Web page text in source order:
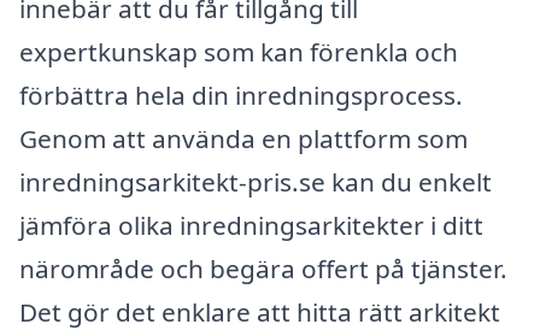
innebär att du får tillgång till
expertkunskap som kan förenkla och
förbättra hela din inredningsprocess.
Genom att använda en plattform som
inredningsarkitekt-pris.se kan du enkelt
jämföra olika inredningsarkitekter i ditt
närområde och begära offert på tjänster.
Det gör det enklare att hitta rätt arkitekt